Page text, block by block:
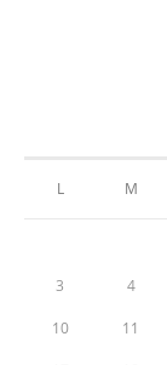
L M
3 4
10 11